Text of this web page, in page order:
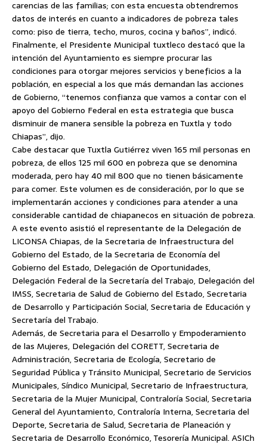
carencias de las familias; con esta encuesta obtendremos
datos de interés en cuanto a indicadores de pobreza tales
como: piso de tierra, techo, muros, cocina y baños”, indicó.
Finalmente, el Presidente Municipal tuxtleco destacó que la
intención del Ayuntamiento es siempre procurar las
condiciones para otorgar mejores servicios y beneficios a la
población, en especial a los que más demandan las acciones
de Gobierno, “tenemos confianza que vamos a contar con el
apoyo del Gobierno Federal en esta estrategia que busca
disminuir de manera sensible la pobreza en Tuxtla y todo
Chiapas”, dijo.
Cabe destacar que Tuxtla Gutiérrez viven 165 mil personas en
pobreza, de ellos 125 mil 600 en pobreza que se denomina
moderada, pero hay 40 mil 800 que no tienen básicamente
para comer. Este volumen es de consideración, por lo que se
implementarán acciones y condiciones para atender a una
considerable cantidad de chiapanecos en situación de pobreza.
A este evento asistió el representante de la Delegación de
LICONSA Chiapas, de la Secretaria de Infraestructura del
Gobierno del Estado, de la Secretaria de Economía del
Gobierno del Estado, Delegación de Oportunidades,
Delegación Federal de la Secretaría del Trabajo, Delegación del
IMSS, Secretaria de Salud de Gobierno del Estado, Secretaria
de Desarrollo y Participación Social, Secretaria de Educación y
Secretaría del Trabajo.
Además, de Secretaria para el Desarrollo y Empoderamiento
de las Mujeres, Delegación del CORETT, Secretaria de
Administración, Secretaria de Ecología, Secretario de
Seguridad Pública y Tránsito Municipal, Secretario de Servicios
Municipales, Síndico Municipal, Secretario de Infraestructura,
Secretaria de la Mujer Municipal, Contraloría Social, Secretaria
General del Ayuntamiento, Contraloría Interna, Secretaria del
Deporte, Secretaria de Salud, Secretaria de Planeación y
Secretaria de Desarrollo Económico, Tesorería Municipal. ASICh